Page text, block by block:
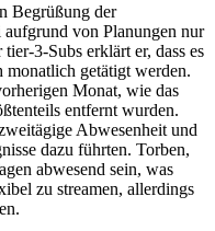
Begrüßung der
aufgrund von Planungen nur
3-Subs erklärt er, dass es
monatlich getätigt werden.
Monat, wie das
entfernt wurden.
Abwesenheit und
dazu führten. Torben,
abwesend sein, was
zu streamen, allerdings